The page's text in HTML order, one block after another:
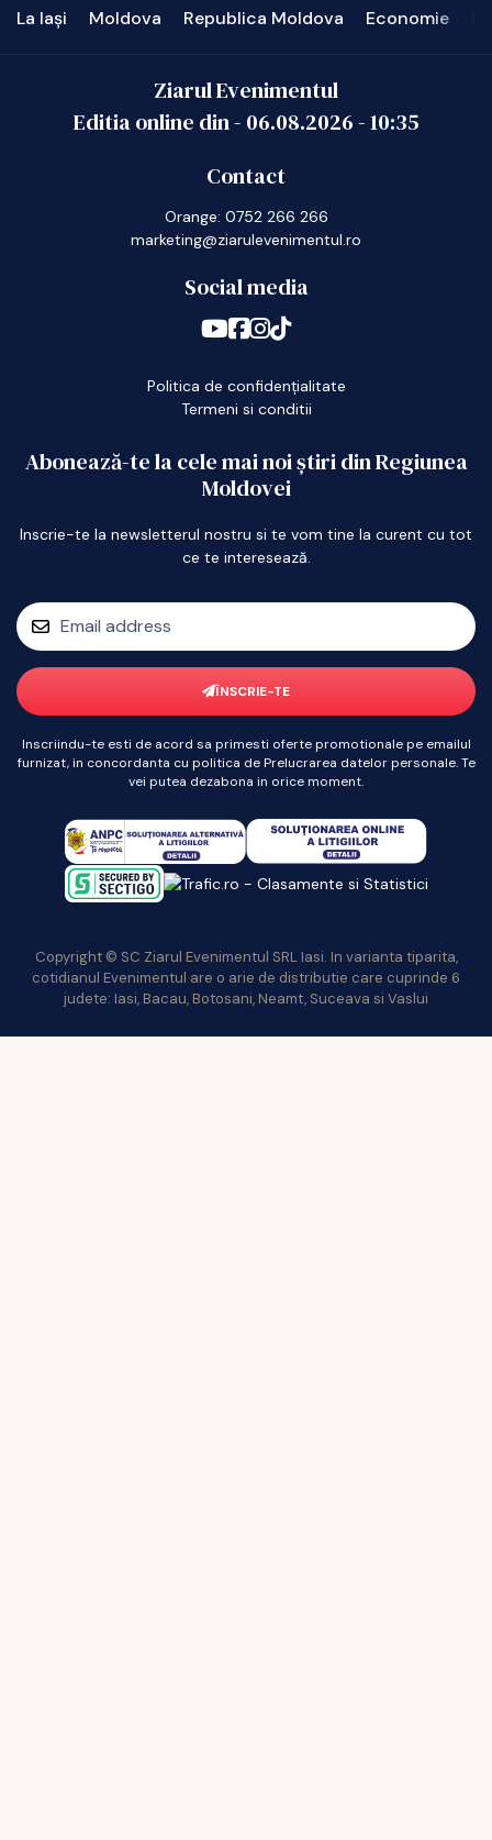
La Iași Moldova Republica Moldova Economie
Ziarul Evenimentul
Editia online din - 06.08.2026-10:35
Contact
Orange: 0752 266 266
marketing@ziarulevenimentul.ro
Social media
Politica de confidențialitate
Termeni si conditii
Abonează-te la cele mai noi știri din Regiunea
Moldovei
Inscrie-te la newsletterul nostru si te vom tine la curent cu tot
ce te interesează.
ÎNSCRIE-TE
Inscriindu-te esti de acord sa primesti oferte promotionale pe emailul
furnizat, in concordanta cu politica de Prelucrarea datelor personale. Te
vei putea dezabona in orice moment.
Copyright © SC Ziarul Evenimentul SRL Iasi. In varianta tiparita,
cotidianul Evenimentul are o arie de distributie care cuprinde 6
judete: Iasi, Bacau, Botosani, Neamt, Suceava si Vaslui